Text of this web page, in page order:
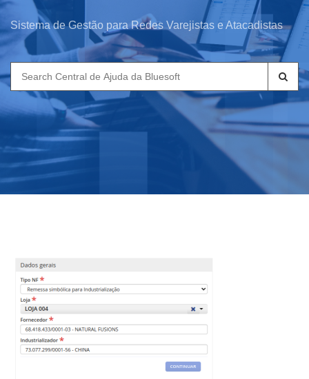
Sistema de Gestão para Redes Varejistas e Atacadistas
Search
for: